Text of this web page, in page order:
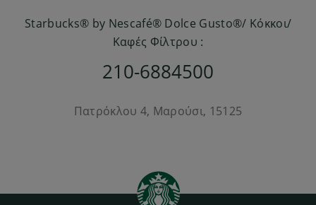
Starbucks® by Nescafé® Dolce Gusto®/ Κόκκοι/
Καφές Φίλτρου :
210-6884500
Πατρόκλου 4, Μαρούσι, 15125